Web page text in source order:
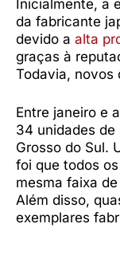
Inicialmente, a
da fabricante
devido a alta
graças à
Todavia, novos
Entre janeiro e
34 unidades de
Grosso do Sul.
foi que todos
mesma faixa
Além disso,
exemplares